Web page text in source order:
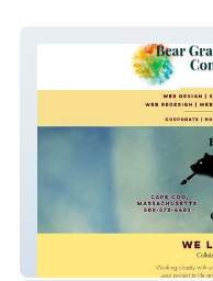
Bear Graphics & Comm